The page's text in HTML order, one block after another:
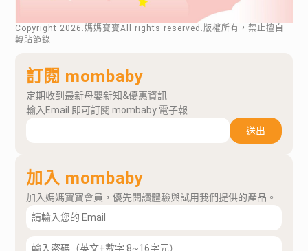
Copyright 2026 .媽媽寶寶All rights reserved.版權所有，禁止擅自
轉貼節錄
訂閱 mombaby
定期收到最新母嬰新知&優惠資訊
輸入Email 即可訂閱 mombaby 電子報
送出
加入 mombaby
加入媽媽寶寶會員，優先閱讀體驗與試用我們提供的產品。